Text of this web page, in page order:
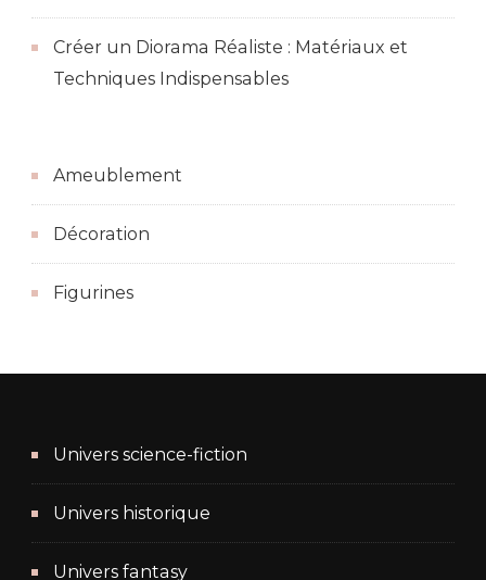
Créer un Diorama Réaliste : Matériaux et
Techniques Indispensables
Ameublement
Décoration
Figurines
Univers science-fiction
Univers historique
Univers fantasy